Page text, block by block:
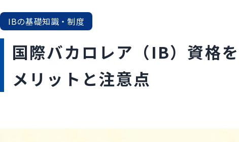
IBの基礎知識・制度
国際バカロレア（IB）資格
メリットと注意点